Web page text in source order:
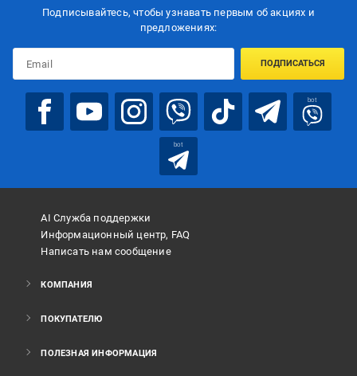
Подписывайтесь, чтобы узнавать первым об акцияx и
предложениях:
ПОДПИСАТЬСЯ
bot
bot
AI Служба поддержки
Информационный центр, FAQ
Написать нам сообщение
КОМПАНИЯ
ПОКУПАТЕЛЮ
ПОЛЕЗНАЯ ИНФОРМАЦИЯ